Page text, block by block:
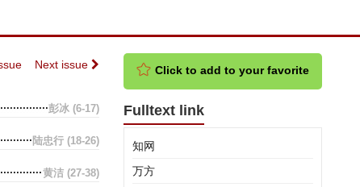
Next issue
彭冰 (6-17)
陆忠行 (18-26)
黄洁 (27-38)
Click to add to your favorite
Fulltext link
知网
万方